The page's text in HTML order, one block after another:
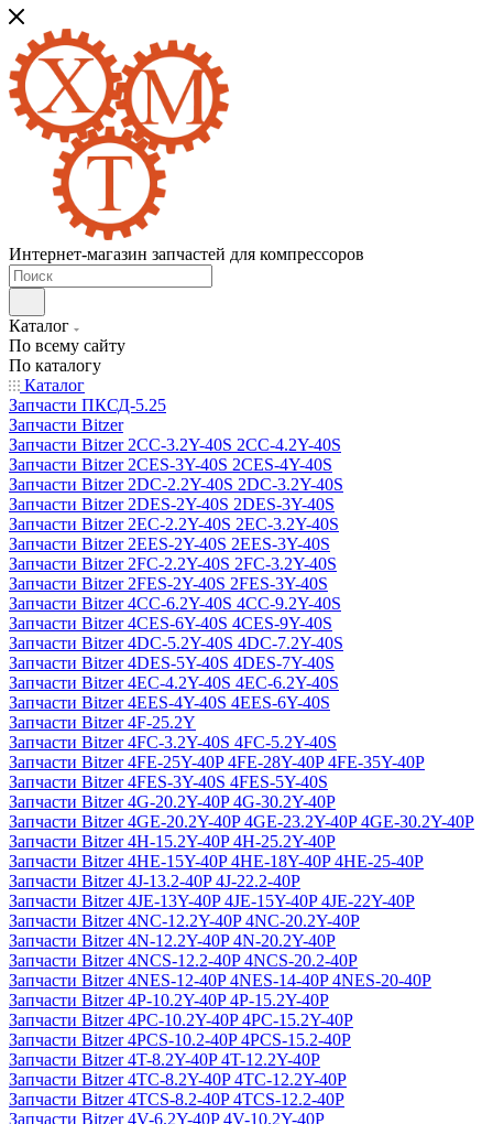
Интернет-магазин запчастей для компрессоров
Каталог
По всему сайту
По каталогу
Каталог
Запчасти ПКСД-5.25
Запчасти Bitzer
Запчасти Bitzer 2CC-3.2Y-40S 2CC-4.2Y-40S
Запчасти Bitzer 2CES-3Y-40S 2CES-4Y-40S
Запчасти Bitzer 2DC-2.2Y-40S 2DC-3.2Y-40S
Запчасти Bitzer 2DES-2Y-40S 2DES-3Y-40S
Запчасти Bitzer 2EC-2.2Y-40S 2EC-3.2Y-40S
Запчасти Bitzer 2EES-2Y-40S 2EES-3Y-40S
Запчасти Bitzer 2FC-2.2Y-40S 2FC-3.2Y-40S
Запчасти Bitzer 2FES-2Y-40S 2FES-3Y-40S
Запчасти Bitzer 4CC-6.2Y-40S 4CC-9.2Y-40S
Запчасти Bitzer 4CES-6Y-40S 4CES-9Y-40S
Запчасти Bitzer 4DC-5.2Y-40S 4DC-7.2Y-40S
Запчасти Bitzer 4DES-5Y-40S 4DES-7Y-40S
Запчасти Bitzer 4EC-4.2Y-40S 4EC-6.2Y-40S
Запчасти Bitzer 4EES-4Y-40S 4EES-6Y-40S
Запчасти Bitzer 4F-25.2Y
Запчасти Bitzer 4FC-3.2Y-40S 4FC-5.2Y-40S
Запчасти Bitzer 4FE-25Y-40P 4FE-28Y-40P 4FE-35Y-40P
Запчасти Bitzer 4FES-3Y-40S 4FES-5Y-40S
Запчасти Bitzer 4G-20.2Y-40P 4G-30.2Y-40P
Запчасти Bitzer 4GE-20.2Y-40P 4GE-23.2Y-40P 4GE-30.2Y-40P
Запчасти Bitzer 4H-15.2Y-40P 4H-25.2Y-40P
Запчасти Bitzer 4HE-15Y-40P 4HE-18Y-40P 4HE-25-40P
Запчасти Bitzer 4J‐13.2-40P 4J‐22.2-40P
Запчасти Bitzer 4JE-13Y-40P 4JE-15Y-40P 4JE-22Y-40P
Запчасти Bitzer 4NC-12.2Y-40P 4NC-20.2Y-40P
Запчасти Bitzer 4N-12.2Y-40P 4N-20.2Y-40P
Запчасти Bitzer 4NCS-12.2-40P 4NCS-20.2-40P
Запчасти Bitzer 4NES-12-40P 4NES-14-40P 4NES-20-40P
Запчасти Bitzer 4P-10.2Y-40P 4P-15.2Y-40P
Запчасти Bitzer 4PC-10.2Y-40P 4PC-15.2Y-40P
Запчасти Bitzer 4PCS-10.2-40P 4PCS-15.2-40P
Запчасти Bitzer 4T-8.2Y-40P 4T-12.2Y-40P
Запчасти Bitzer 4TC-8.2Y-40P 4TC-12.2Y-40P
Запчасти Bitzer 4TCS-8.2-40P 4TCS-12.2-40P
Запчасти Bitzer 4V-6.2Y-40P 4V-10.2Y-40P